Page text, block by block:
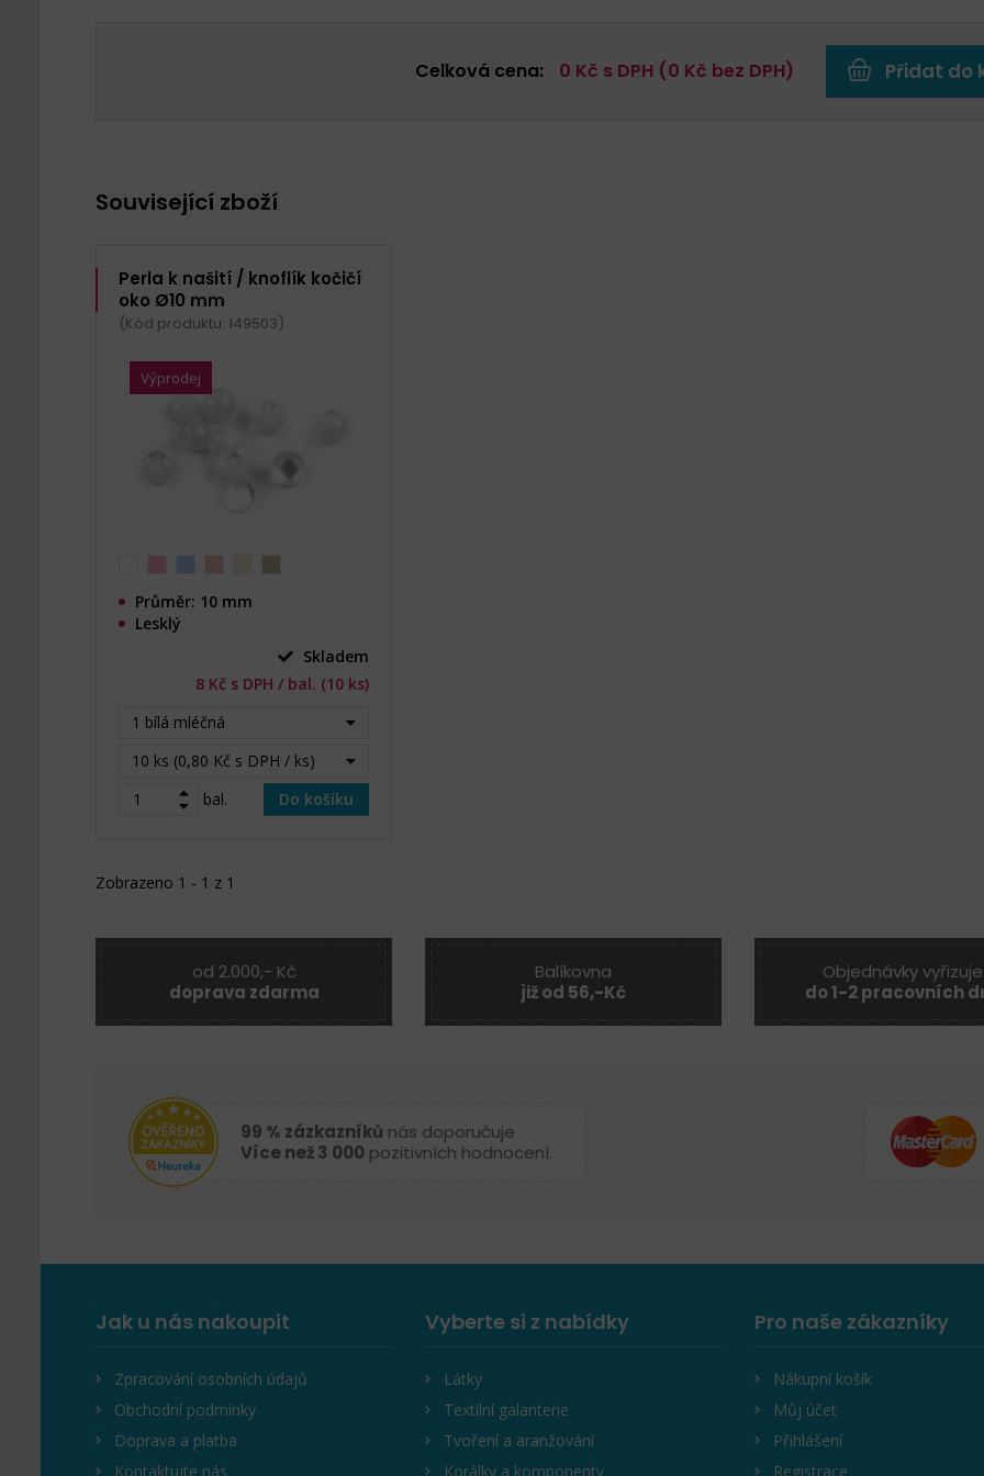
Celková cena: 0 Kč s DPH (0 Kč bez DPH) Přidat do
Související zboží
Perla k našití / knoflík kočičí
oko Ø10 mm
(Kód produktu: 149503)
Výprodej
Průměr: 10 mm
Lesklý
Skladem
8 Kč s DPH / bal. (10 ks)
1 bílá mléčná
10 ks (0,80 Kč s DPH / ks)
bal.
Do košíku
Zobrazeno 1 - 1 z 1
od 2.000,- Kč
doprava zdarma
Balíkovna
již od 56,-Kč
Objednávky vyřizuje
do 1-2 pracovních
99 % zázkazníků nás doporučuje
Více než 3 000 pozitivních hodnocení.
Jak u nás nakoupit
Zpracování osobních údajů
Obchodní podmínky
Doprava a platba
Kontaktujte nás
Vyberte si z nabídky
Látky
Textilní galanterie
Tvoření a aranžování
Korálky a komponenty
Pro naše zákazníky
Nákupní košík
Můj účet
Přihlášení
Registrace